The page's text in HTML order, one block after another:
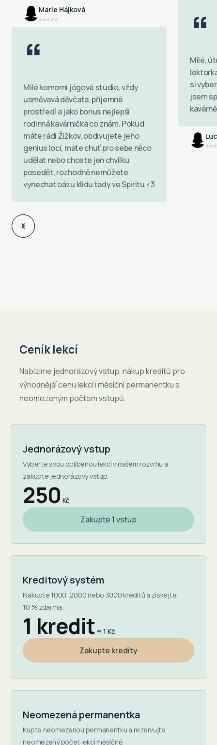
Marie Hájková
⭐⭐⭐⭐⭐
“
Milé komorní jógové studio, vždy
usměvavá děvčata, příjemné
prostředí a jako bonus nejlepší
rodinná kavárnička co znám. Pokud
máte rádi Žižkov, obdivujete jeho
genius loci, máte chuť pro sebe něco
udělat nebo chcete jen chvilku
posedět, rozhodně nemůžete
vynechat oázu klidu tady ve Spiritu <3
“
Milé,
si
jsem
Ceník lekcí
Nabízíme jednorázový vstup, nákup kreditů pro
výhodnější cenu lekcí i měsíční permanentku s
neomezeným počtem vstupů.
Jednorázový vstup
Vyberte svou oblíbenou lekcí v našem rozvrhu a
zakupte jednorázový vstup.
250 Kč
Zakupte 1 vstup
Kreditový systém
Nakupte 1000, 2000 nebo 3000 kreditů a získejte
10 % zdarma.
1 kredit = 1 Kč
Zakupte kredity
Neomezená permanentka
Kupte neomezenou permanentku a rezervujte
neomezený počet lekcí měsíčně.